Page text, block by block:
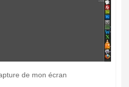
de mon écran